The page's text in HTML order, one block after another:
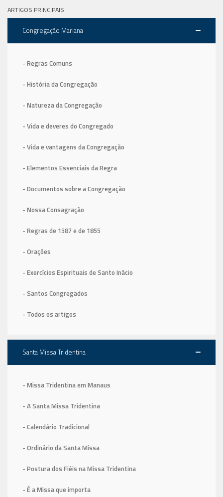
ARTIGOS PRINCIPAIS
Congregação Mariana
- Regras Comuns
- História da Congregação
- Natureza da Congregação
- Vida e deveres do Congregado
- Vida e vantagens da Congregação
- Elementos Essenciais da Regra
- Documentos sobre a Congregação
- Nossa Consagração
- Regras de 1587 e de 1855
- Orações
- Exercícios Espirituais de Santo Inácio
- Santos Congregados
- Todos os artigos
Santa Missa Tridentina
- Missa Tridentina em Manaus
- A Santa Missa Tridentina
- Calendário Tradicional
- Ordinário da Santa Missa
- Postura dos Fiéis na Missa Tridentina
- É a Missa que importa